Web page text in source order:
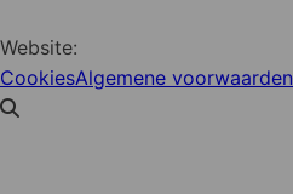
Website:
CookiesAlgemene voorwaarden